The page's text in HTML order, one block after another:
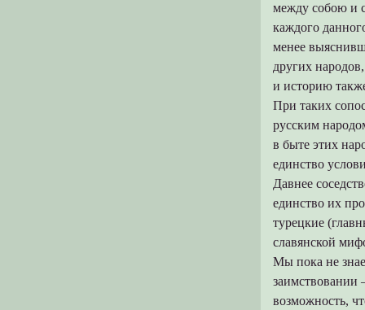
между coбою и
каждого
менее
других
и историю
При таких
русским
в быте этих
единство
Давнее
единство их
турецкие
славянской
Мы пока не
заимствовании
возможность,